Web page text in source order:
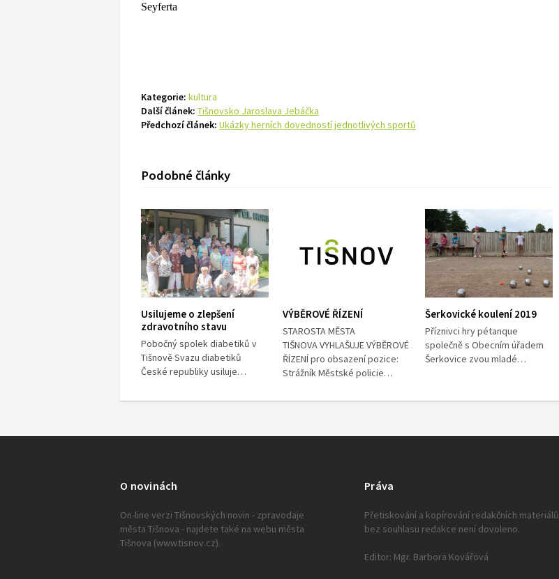
Seyferta
Kategorie: kultura
Další článek: Tišnovsko Jaroslava Jebáčka
Předchozí článek: Ukázky herních dovedností jednotlivých sportů
Podobné články
Usilujeme o zlepšení
zdravotního stavu
Pobočný spolek diabetiků v
Tišnově Svazu diabetiků
České republiky usiluje…
VÝBĚROVÉ ŘÍZENÍ
STAROSTA MĚSTA
TIŠNOVA VYHLAŠUJE VÝBĚROVÉ
ŘÍZENÍ pro obsazení pozice:
Strážník Městské policie…
Šerkovické koulení 2019
Příznivci hry pétanque
společně s Obecním úřadem
Šerkovice zvou mladé…
O novinách
On-line verzi Tišnovských novin - zpravodaje
města Tišnova - najdete také na webu města
Tišnova (www.tisnov.cz).
Práva
Přetiskování a kopírování redakčních materiálů
bez souhlasu redakce není dovoleno.
Editor: Mgr. Barbora Kovářová